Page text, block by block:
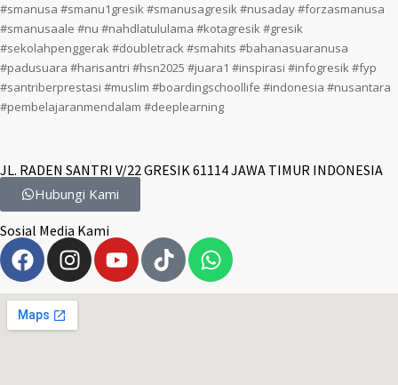
#smanusa #smanu1gresik #smanusagresik #nusaday #forzasmanusa
#smanusaale #nu #nahdlatululama #kotagresik #gresik
#sekolahpenggerak #doubletrack #smahits #bahanasuaranusa
#padusuara #harisantri #hsn2025 #juara1 #inspirasi #infogresik #fyp
#santriberprestasi #muslim #boardingschoollife #indonesia #nusantara
#pembelajaranmendalam #deeplearning
JL. RADEN SANTRI V/22 GRESIK 61114 JAWA TIMUR INDONESIA
Hubungi Kami
Sosial Media Kami